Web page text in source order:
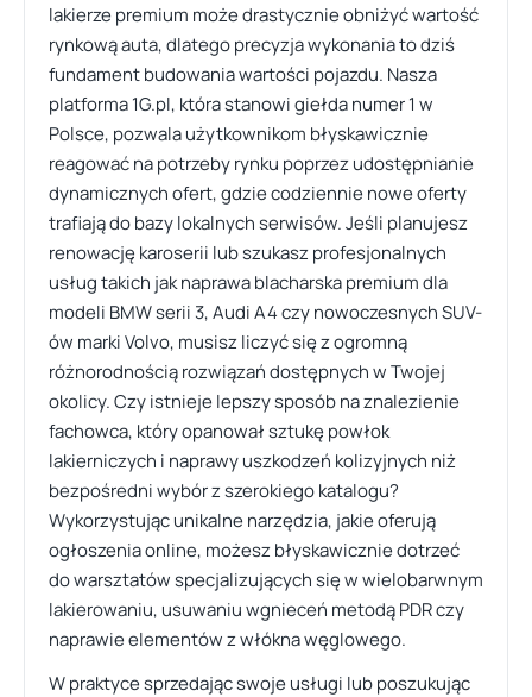
lakierze premium może drastycznie obniżyć wartość
rynkową auta, dlatego precyzja wykonania to dziś
fundament budowania wartości pojazdu. Nasza
platforma 1G.pl, która stanowi giełda numer 1 w
Polsce, pozwala użytkownikom błyskawicznie
reagować na potrzeby rynku poprzez udostępnianie
dynamicznych ofert, gdzie codziennie nowe oferty
trafiają do bazy lokalnych serwisów. Jeśli planujesz
renowację karoserii lub szukasz profesjonalnych
usług takich jak naprawa blacharska premium dla
modeli BMW serii 3, Audi A4 czy nowoczesnych SUV-
ów marki Volvo, musisz liczyć się z ogromną
różnorodnością rozwiązań dostępnych w Twojej
okolicy. Czy istnieje lepszy sposób na znalezienie
fachowca, który opanował sztukę powłok
lakierniczych i naprawy uszkodzeń kolizyjnych niż
bezpośredni wybór z szerokiego katalogu?
Wykorzystując unikalne narzędzia, jakie oferują
ogłoszenia online, możesz błyskawicznie dotrzeć
do warsztatów specjalizujących się w wielobarwnym
lakierowaniu, usuwaniu wgnieceń metodą PDR czy
naprawie elementów z włókna węglowego.
W praktyce sprzedając swoje usługi lub poszukując